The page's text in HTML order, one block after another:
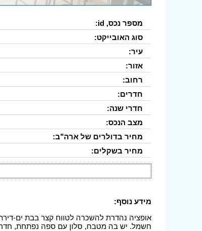
מספר נכס, id:
סוג האובייקט:
עיר:
אזור:
רחוב:
חדרים:
חדרי שנה:
מצב הנכס:
מחיר בדולרים של ארה"ב:
מחיר בשקלים:
מידע נוסף:
אופציה נהדרת להשכרה לטווח קצר בבת ים-
חשמל. יש בה מטבח, סלון עם ספה נפתחת, חדר